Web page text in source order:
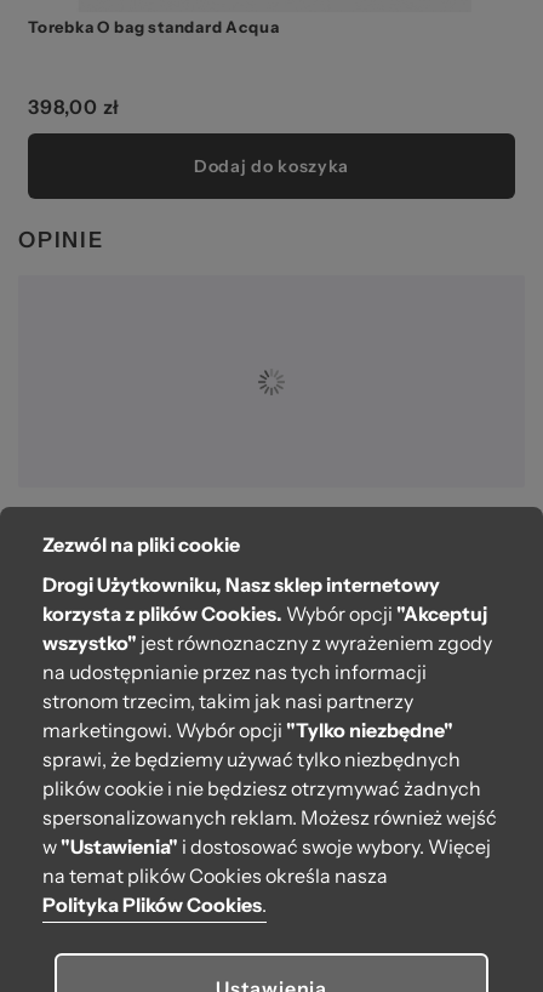
Torebka O bag standard Acqua
398,00 zł
Dodaj do koszyka
OPINIE
O bag
Pomoc
Moje O bag
Kontakt
222 571 414
bok@obagstore.pl
WhatsApp O bag Polska
Pon.-pt. w godz 08:00 - 16:00
Obserwuj nas
Zezwól na pliki cookie
Drogi Użytkowniku, Nasz sklep internetowy
korzysta z plików Cookies. Wybór opcji "Akceptuj
wszystko" jest równoznaczny z wyrażeniem zgody
na udostępnianie przez nas tych informacji
stronom trzecim, takim jak nasi partnerzy
marketingowi. Wybór opcji "Tylko niezbędne"
sprawi, że będziemy używać tylko niezbędnych
plików cookie i nie będziesz otrzymywać żadnych
spersonalizowanych reklam. Możesz również wejść
w"Ustawienia" i dostosować swoje wybory. Więcej
na temat plików Cookies określa nasza
Polityka Plików Cookies.